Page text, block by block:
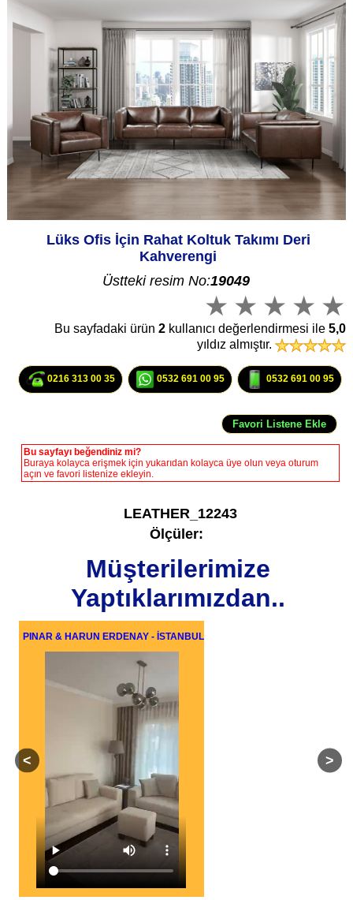
Lüks Ofis İçin Rahat Koltuk Takımı Deri
Kahverengi
Üstteki resim No:19049
Bu sayfadaki ürün2 kullanıcı değerlendirmesi ile5,0
yıldız almıştır.
0216 313 00 35 0532 691 00 95 0532 691 00 95
Bu sayfayı beğendiniz mi?
Buraya kolayca erişmek için yukarıdan kolayca üye olun veya oturum
açın ve favori listenize ekleyin.
LEATHER_12243
Ölçüler:
Müşterilerimize
Yaptıklarımızdan..
PINAR & HARUN ERDENAY - İSTANBUL